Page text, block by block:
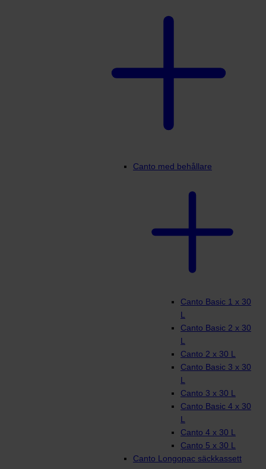
Canto med behållare
Canto Basic 1 x 30
L
Canto Basic 2 x 30
L
Canto 2 x 30 L
Canto Basic 3 x 30
L
Canto 3 x 30 L
Canto Basic 4 x 30
L
Canto 4 x 30 L
Canto 5 x 30 L
Canto Longopac säckkassett